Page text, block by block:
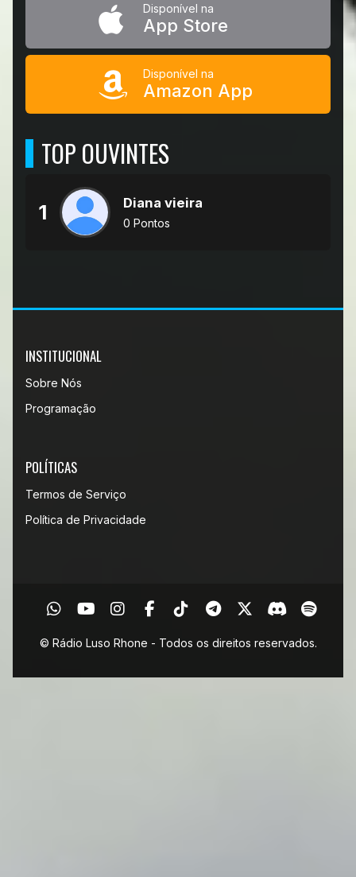
Disponível na
App Store
Disponível na
Amazon App
TOP OUVINTES
1 Diana vieira
0 Pontos
INSTITUCIONAL
Sobre Nós
Programação
POLÍTICAS
Termos de Serviço
Política de Privacidade
© Rádio Luso Rhone - Todos os direitos reservados.